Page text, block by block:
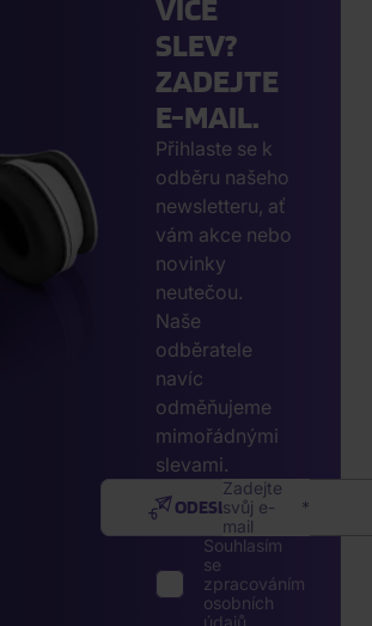
VÍCE
SLEV?
ZADEJTE
E-MAIL.
Přihlaste se k
odběru našeho
newsletteru, ať
vám akce nebo
novinky
neutečou.
Naše
odběratele
navíc
odměňujeme
mimořádnými
slevami.
Zadejte
svůj e-
mail
ODESLAT
Souhlasím
se
zpracováním
osobních
údajů